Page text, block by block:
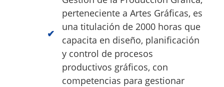
perteneciente a Artes Gráficas, es
una titulación de 2000 horas que
capacita en diseño, planificación
y control de procesos
productivos gráficos, con
competencias para gestionar